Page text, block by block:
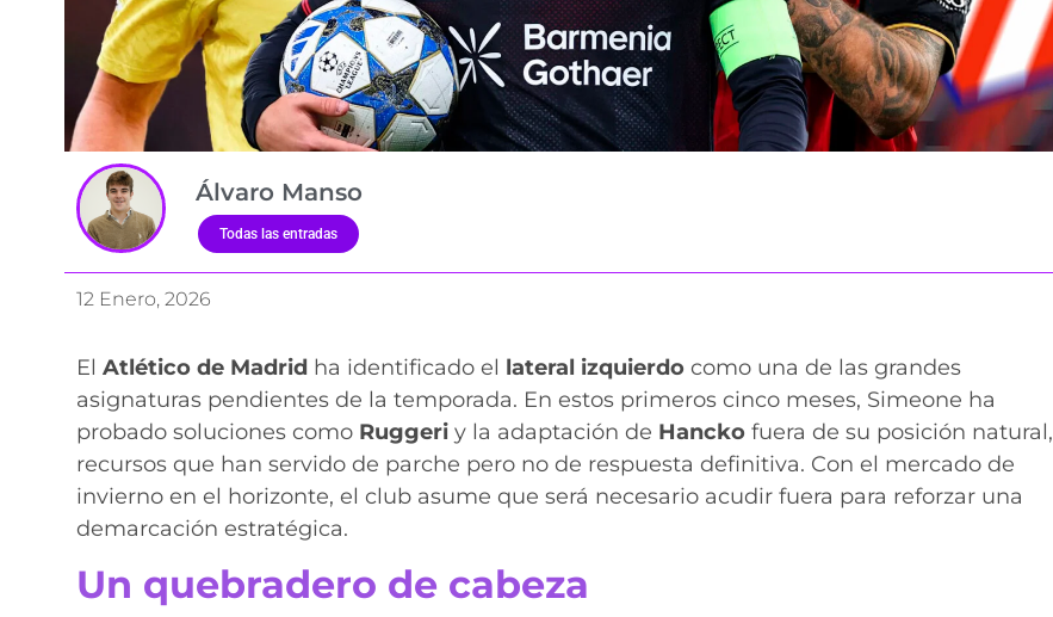
Álvaro Manso
Todas las entradas
12 Enero, 2026
El Atlético de Madrid ha identificado el lateral izquierdocomo una de las grandes
asignaturas pendientes de la temporada. En estos primeros cinco meses, Simeone ha
probado soluciones como Ruggeri y la adaptación de Hancko fuera de su posición natural,
recursos que han servido de parche pero no de respuesta definitiva. Con el mercado de
invierno en el horizonte, el club asume que será necesario acudir fuera para reforzar una
demarcación estratégica.
Un quebradero de cabeza